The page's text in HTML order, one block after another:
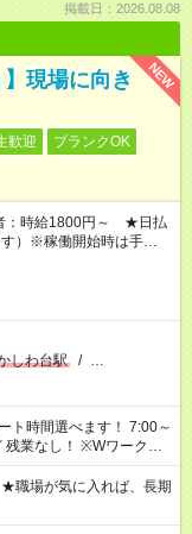
掲載日：2026.08.08
NEW
現場に向き
歓迎
ブランクOK
：時給1800円～ ★日払
）※稼働開始時は手続き
しわ台駅 / …
※Wワークの
就業はご案内できませ
社会保険への加入対象
の原則禁止）により、
場合があります
場が気に入れば、長期